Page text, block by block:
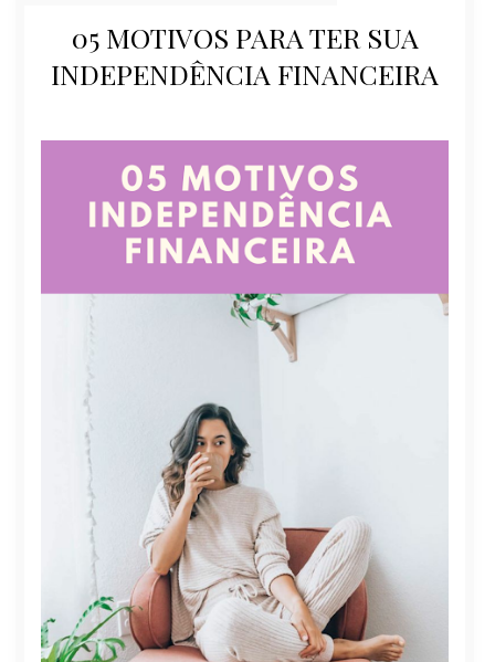
05 MOTIVOS PARA TER SUA
INDEPENDÊNCIA FINANCEIRA